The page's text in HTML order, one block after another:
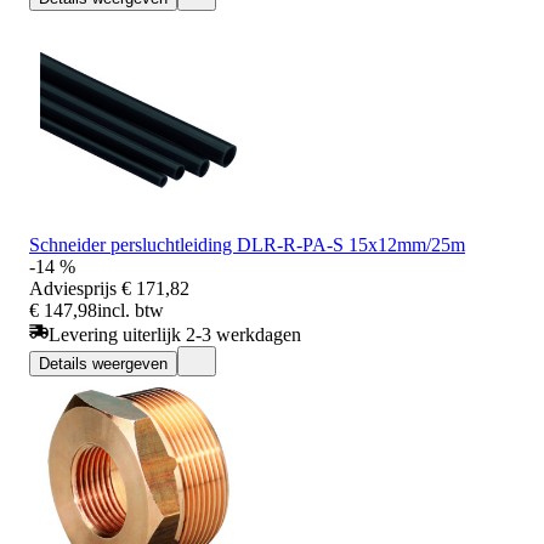
Schneider persluchtleiding DLR-R-PA-S 15x12mm/25m
-14 %
Adviesprijs € 171,82
€ 147,98incl. btw
Levering uiterlijk 2-3 werkdagen
Details weergeven